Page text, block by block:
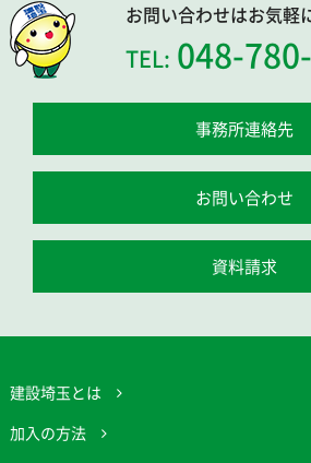
お問い合わせはお気軽
TEL: 048-
事務所連絡先
お問い合わせ
資料請求
建設埼玉とは
加入の方法